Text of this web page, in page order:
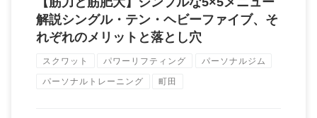
解説シングル・テン・ヘビーファイブ、そ
れぞれのメリットと落とし穴
スクワット パワーリフティング パーソナルジム
パーソナルトレーニング 町田